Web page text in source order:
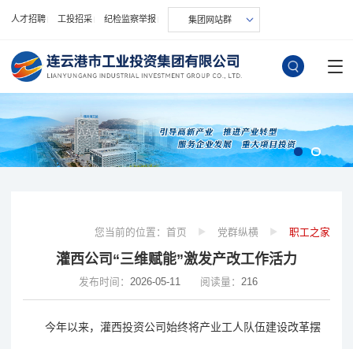
人才招聘 工投招采 纪检监察举报 集团网站群
您当前的位置： 首页 党群纵横 职工之家
灌西公司“三维赋能”激发产改工作活力
发布时间： 2026-05-11 阅读量： 216
今年以来，灌西投资公司始终将产业工人队伍建设改革摆